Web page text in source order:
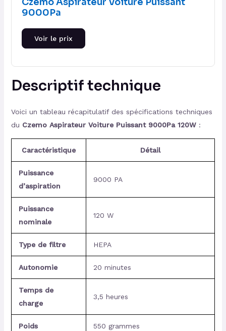
9000Pa
Voir le prix
Descriptif technique
Voici un tableau récapitulatif des spécifications techniques
du Czemo Aspirateur Voiture Puissant 9000Pa 120W:
Caractéristique Détail
Puissance
d’aspiration
9000 PA
Puissance
nominale
120 W
Type de filtre HEPA
Autonomie 20 minutes
Temps de
charge
3,5 heures
Poids 550 grammes